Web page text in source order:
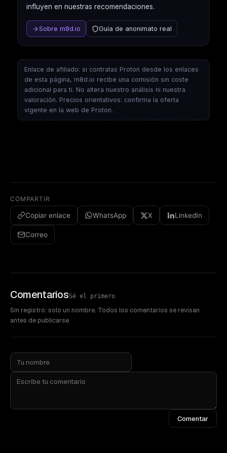
influyen en nuestras recomendaciones.
Sobre m8d.io Guía de anonimato real
Enlace de afiliado: si contratas Proton desde los enlaces
de esta página, m8d.io recibe una comisión sin coste
adicional para ti. No altera nuestro análisis ni nuestra
valoración. Precios orientativos: confirma la oferta
vigente en la web de Proton.
COMPARTIR
Copiar enlace WhatsApp X LinkedIn
Correo
ComentariosSé el primero
Sin registro: solo un nombre. Todos los comentarios se revisan
antes de publicarse.
Comentar